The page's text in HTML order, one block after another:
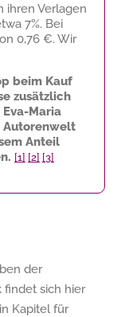
ihren Verlagen
7%. Bei
0,76 €. Wir
beim Kauf
zusätzlich
Maria
Autorenwelt
Anteil
[1] [2] [3]
der
findet sich hier
Kapitel für